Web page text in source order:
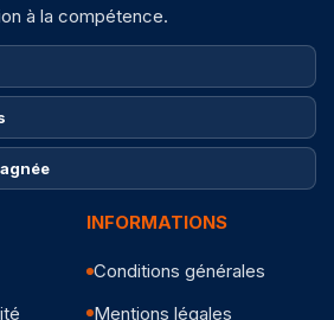
à la compétence.
INFORMATIONS
Conditions générales
Mentions légales